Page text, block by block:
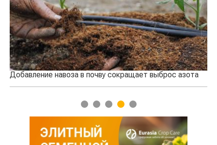
Добавление навоза в почву сокращает выброс азота
1 2 3 4 5